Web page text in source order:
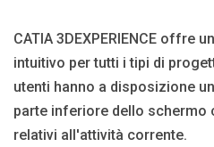
CATIA 3DEXPERIENCE offre
intuitivo per tutti i tipi di
utenti hanno a disposizione
parte inferiore dello schermo
relativi all'attività corrente.